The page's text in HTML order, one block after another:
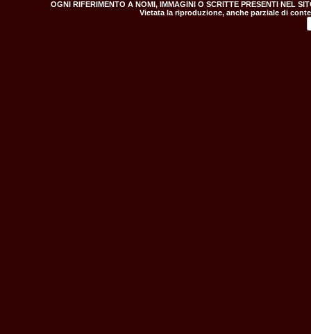
OGNI RIFERIMENTO A NOMI, IMMAGINI O SCRITTE PRESENTI NEL
Vietata la riproduzione, anche parziale di